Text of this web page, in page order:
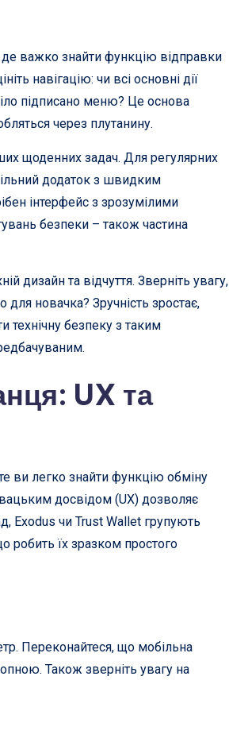
де важко знайти функцію відправки
навігацію: чи всі основні дії
підписано меню? Це основа
через плутанину.
щоденних задач. Для регулярних
додаток з швидким
інтерфейс з зрозумілими
безпеки – також частина
дизайн та відчуття. Зверніть увагу,
новачка? Зручність зростає,
технічну безпеку з таким
UX та
ви легко знайти функцію обміну
досвідом (UX) дозволяє
Exodus чи Trust Wallet групують
робить їх зразком простого
Переконайтеся, що мобільна
Також зверніть увагу на